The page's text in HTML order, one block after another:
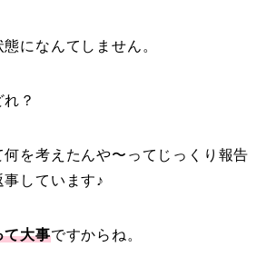
になんてしません。
？
何を考えたんや〜ってじっくり報告
しています♪
て大事ですからね。